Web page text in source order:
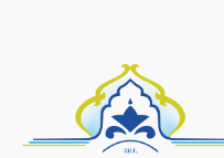
TETTYE